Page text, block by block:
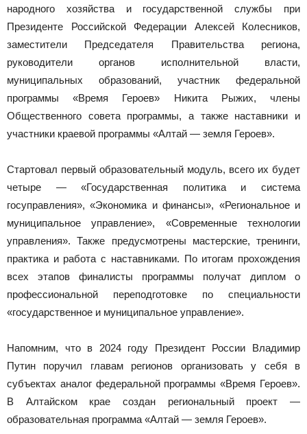
народного хозяйства и государственной службы при
Президенте Российской Федерации Алексей Колесников,
заместители Председателя Правительства региона,
руководители органов исполнительной власти,
муниципальных образований, участник федеральной
программы «Время Героев» Никита Рыжих, члены
Общественного совета программы, а также наставники и
участники краевой программы «Алтай — земля Героев».
Стартовал первый образовательный модуль, всего их будет
четыре — «Государственная политика и система
госуправления», «Экономика и финансы», «Региональное и
муниципальное управление», «Современные технологии
управления». Также предусмотрены мастерские, тренинги,
практика и работа с наставниками. По итогам прохождения
всех этапов финалисты программы получат диплом о
профессиональной переподготовке по специальности
«государственное и муниципальное управление».
Напомним, что в 2024 году Президент России Владимир
Путин поручил главам регионов организовать у себя в
субъектах аналог федеральной программы «Время Героев».
В Алтайском крае создан региональный проект —
образовательная программа «Алтай — земля Героев».